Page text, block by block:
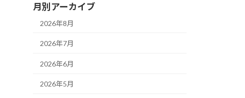
月別アーカイブ
2026年8月
2026年7月
2026年6月
2026年5月